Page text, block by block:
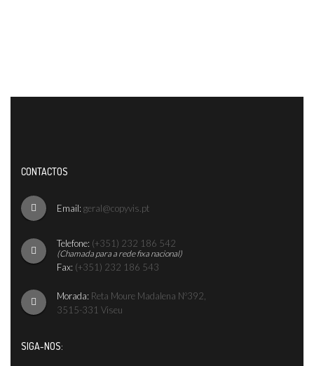
CONTACTOS
Email: geral@copyvis.pt
Telefone: (+351) 232 186 542
(Chamada para a rede fixa nacional)
Fax: (+351) 232 186 543
Morada: Reta Moure Madalena Nº392,
3515-331 Viseu
SIGA-NOS: